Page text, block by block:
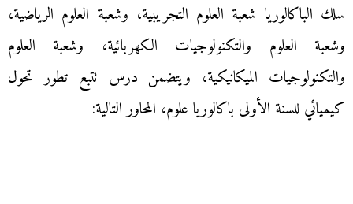
سلك الباكالوريا شعبة العلوم التجريبية، وشعبة العلوم الرياضية،
وشعبة العلوم والتكنولوجيات الكهربائية، وشعبة العلوم
والتكنولوجيات الميكانيكية، ويتضمن درس تتبع تطور تحول
كيميائي للسنة الأولى باكالوريا علوم، المحاور التالية: